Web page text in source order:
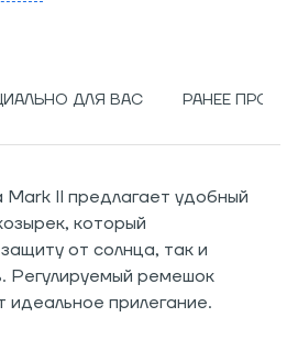
ДЛЯ ВАС РАНЕЕ
Mark II предлагает удобный
который
от солнца, так и
Регулируемый ремешок
идеальное прилегание.